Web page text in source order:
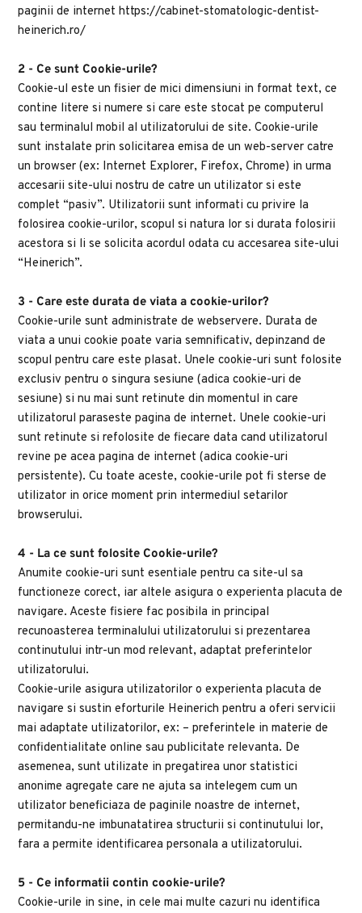
paginii de internet https://cabinet-stomatologic-dentist-
heinerich.ro/
2 - Ce sunt Cookie-urile?
Cookie-ul este un fisier de mici dimensiuni in format text, ce
contine litere si numere si care este stocat pe computerul
sau terminalul mobil al utilizatorului de site. Cookie-urile
sunt instalate prin solicitarea emisa de un web-server catre
un browser (ex: Internet Explorer, Firefox, Chrome) in urma
accesarii site-ului nostru de catre un utilizator si este
complet “pasiv”. Utilizatorii sunt informati cu privire la
folosirea cookie-urilor, scopul si natura lor si durata folosirii
acestora si li se solicita acordul odata cu accesarea site-ului
“Heinerich”.
3 - Care este durata de viata a cookie-urilor?
Cookie-urile sunt administrate de webservere. Durata de
viata a unui cookie poate varia semnificativ, depinzand de
scopul pentru care este plasat. Unele cookie-uri sunt folosite
exclusiv pentru o singura sesiune (adica cookie-uri de
sesiune) si nu mai sunt retinute din momentul in care
utilizatorul paraseste pagina de internet. Unele cookie-uri
sunt retinute si refolosite de fiecare data cand utilizatorul
revine pe acea pagina de internet (adica cookie-uri
persistente). Cu toate aceste, cookie-urile pot fi sterse de
utilizator in orice moment prin intermediul setarilor
browserului.
4 - La ce sunt folosite Cookie-urile?
Anumite cookie-uri sunt esentiale pentru ca site-ul sa
functioneze corect, iar altele asigura o experienta placuta de
navigare. Aceste fisiere fac posibila in principal
recunoasterea terminalului utilizatorului si prezentarea
continutului intr-un mod relevant, adaptat preferintelor
utilizatorului.
Cookie-urile asigura utilizatorilor o experienta placuta de
navigare si sustin eforturile Heinerich pentru a oferi servicii
mai adaptate utilizatorilor, ex: – preferintele in materie de
confidentialitate online sau publicitate relevanta. De
asemenea, sunt utilizate in pregatirea unor statistici
anonime agregate care ne ajuta sa intelegem cum un
utilizator beneficiaza de paginile noastre de internet,
permitandu-ne imbunatatirea structurii si continutului lor,
fara a permite identificarea personala a utilizatorului.
5 - Ce informatii contin cookie-urile?
Cookie-urile in sine, in cele mai multe cazuri nu identifica